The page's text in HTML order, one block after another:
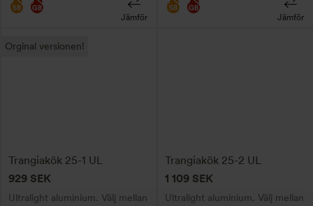
Jämför Jämför
Trangiakök 25-1 UL
929 SEK
Ultralight aluminium. Välj mellan
Orginal versionen!
olika
alternativen
kan
Trangiakök 25-2 UL
1 109 SEK
Ultralight aluminium. Välj mellan
olika
alternativen
kan